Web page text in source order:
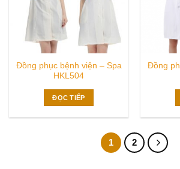
Đồng phục bệnh viện – Spa
HKL504
ĐỌC TIẾP
Đồng
1 2